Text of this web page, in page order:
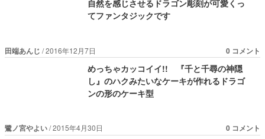
自然を感じさせるドラゴン彫刻が可愛くっ
てファンタジックです
田端あんじ 2016年12月7日 0 コメント
めっちゃカッコイイ!! 『千と千尋の神隠
し』のハクみたいなケーキが作れるドラゴ
ンの形のケーキ型
鷺ノ宮やよい 2015年4月30日 0 コメント